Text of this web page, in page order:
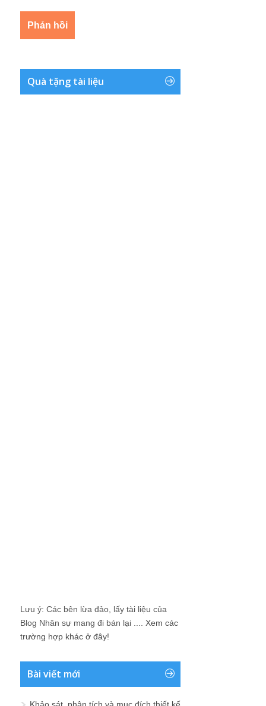
Quà tặng tài liệu
Lưu ý: Các bên lừa đảo, lấy tài liệu của
Blog Nhân sự mang đi bán lại .... Xem các
trường hợp khác ở đây!
Bài viết mới